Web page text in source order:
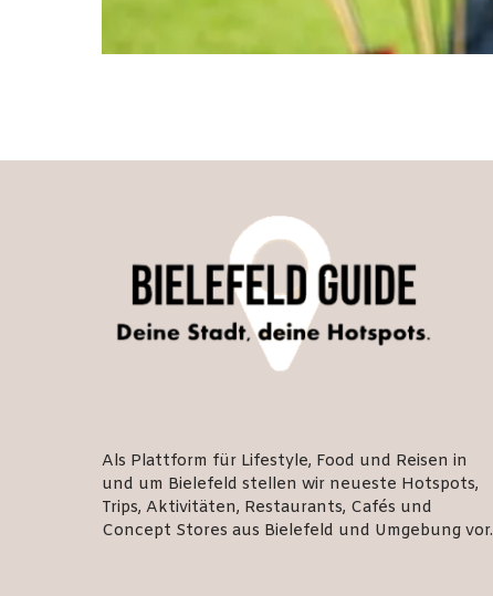
Als Plattform für Lifestyle, Food und Reisen in
und um Bielefeld stellen wir neueste Hotspots,
Trips, Aktivitäten, Restaurants, Cafés und
Concept Stores aus Bielefeld und Umgebung vor.